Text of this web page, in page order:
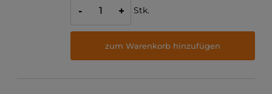
- + Stk.
zum Warenkorb hinzufügen